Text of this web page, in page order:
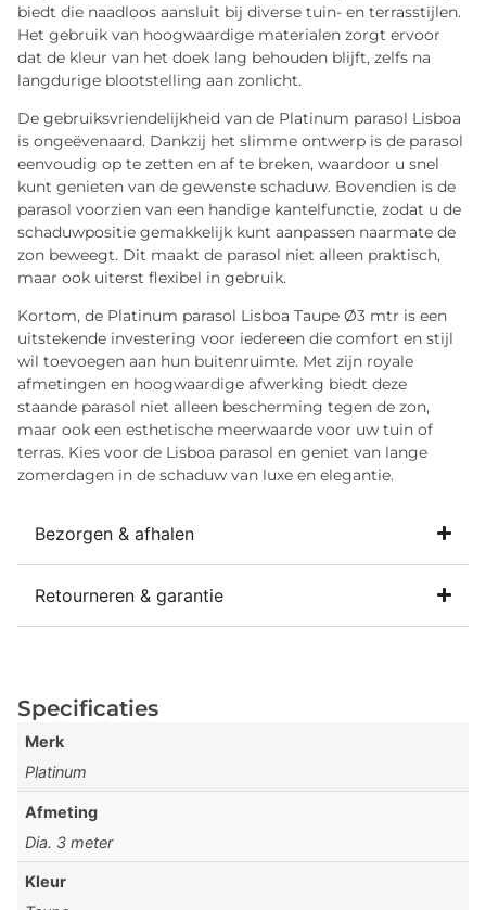
biedt die naadloos aansluit bij diverse tuin- en terrasstijlen.
Het gebruik van hoogwaardige materialen zorgt ervoor
dat de kleur van het doek lang behouden blijft, zelfs na
langdurige blootstelling aan zonlicht.
De gebruiksvriendelijkheid van de Platinum parasol Lisboa
is ongeëvenaard. Dankzij het slimme ontwerp is de parasol
eenvoudig op te zetten en af te breken, waardoor u snel
kunt genieten van de gewenste schaduw. Bovendien is de
parasol voorzien van een handige kantelfunctie, zodat u de
schaduwpositie gemakkelijk kunt aanpassen naarmate de
zon beweegt. Dit maakt de parasol niet alleen praktisch,
maar ook uiterst flexibel in gebruik.
Kortom, de Platinum parasol Lisboa Taupe Ø3 mtr is een
uitstekende investering voor iedereen die comfort en stijl
wil toevoegen aan hun buitenruimte. Met zijn royale
afmetingen en hoogwaardige afwerking biedt deze
staande parasol niet alleen bescherming tegen de zon,
maar ook een esthetische meerwaarde voor uw tuin of
terras. Kies voor de Lisboa parasol en geniet van lange
zomerdagen in de schaduw van luxe en elegantie.
Bezorgen & afhalen
Retourneren & garantie
Specificaties
Merk
Platinum
Afmeting
Dia. 3 meter
Kleur